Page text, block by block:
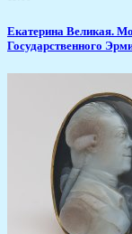
​Екатерина Великая.
Государственного